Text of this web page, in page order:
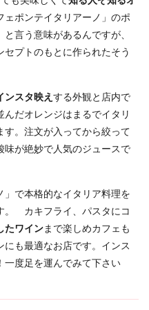
ェポンテイタリアーノ」のポ
言う意味があるんですが、
プトのもとに作られたそう
ンスタ映え する外観と店内で
だオレンジはまるでイタリ
。注文が入ってから絞って
味が絶妙で人気のジュースで
で本格的なイタリア料理を
。 カキフライ、パスタにコ
たワインまで楽しめカフェも
も最適なお店です。インス
一度足を運んでみて下さい